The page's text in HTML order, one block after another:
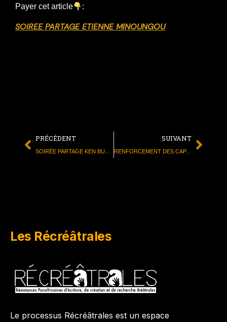
Payer cet article
:
SOIREE PARTAGE ETIENNE MINOUNGOU
PRÉCÉDENT SUIVANT
RENFORCEMENT DES CAPACITÉS DES FEMMES DU QUARTIER DE BOUGSEMTENGA
Les Récréâtrales
Le processus Récréâtrales est un espace